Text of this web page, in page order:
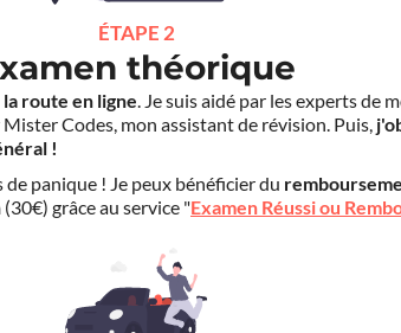
ÉTAPE 2
théorique
route en ligne. Je suis aidé par les experts de
Codes, mon assistant de révision. Puis,
!
de panique ! Je peux bénéficier du
(30€) grâce au service "Examen Réussi ou